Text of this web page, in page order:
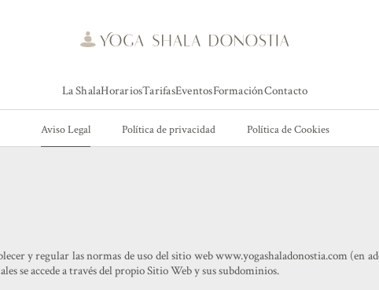
La ShalaHorariosTarifasEventosFormaciónContacto
Aviso Legal Política de privacidad Política de Cookies
y regular las normas de uso del sitio webwww.yogashaladonostia.com (en
se accede a través del propio Sitio Web y sus subdominios.